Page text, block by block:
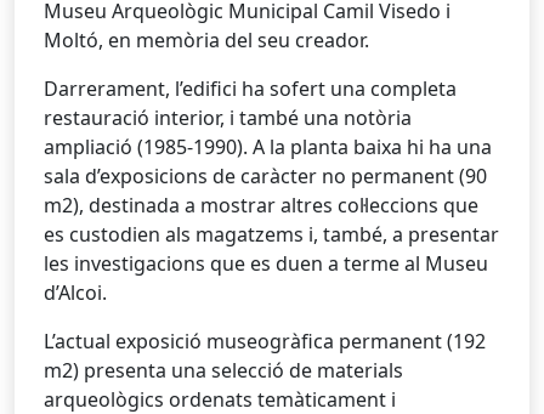
Museu Arqueològic Municipal Camil Visedo i
Moltó, en memòria del seu creador.
Darrerament, l’edifici ha sofert una completa
restauració interior, i també una notòria
ampliació (1985-1990). A la planta baixa hi ha una
sala d’exposicions de caràcter no permanent (90
m2), destinada a mostrar altres col·leccions que
es custodien als magatzems i, també, a presentar
les investigacions que es duen a terme al Museu
d’Alcoi.
L’actual exposició museogràfica permanent (192
m2) presenta una selecció de materials
arqueològics ordenats temàticament i